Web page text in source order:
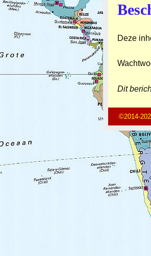
Deze
Dit
©2014-